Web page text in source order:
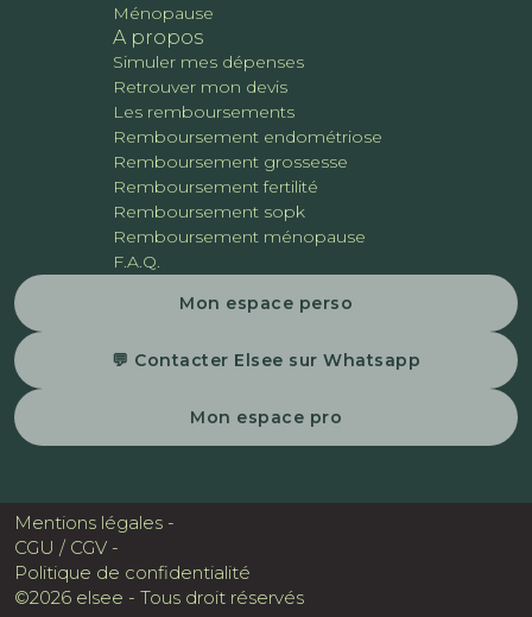
Ménopause
A propos
Simuler mes dépenses
Retrouver mon devis
Les remboursements
Remboursement endométriose
Remboursement grossesse
Remboursement fertilité
Remboursement sopk
Remboursement ménopause
F.A.Q.
Mon espace perso
💬 Contacter Elsee sur Whatsapp
Mon espace pro
Mentions légales -
CGU / CGV -
Politique de confidentialité
©2026 elsee - Tous droit réservés